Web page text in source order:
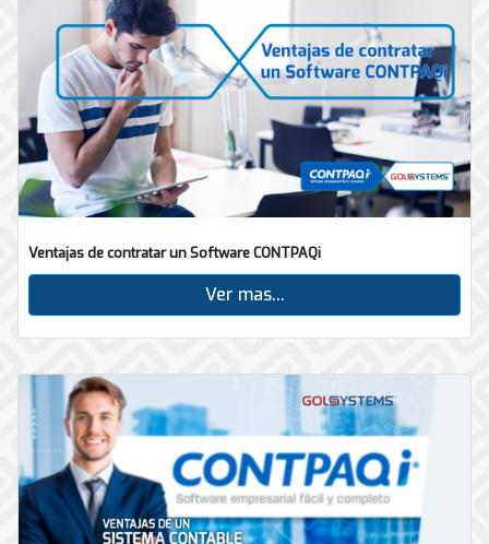
Ventajas de contratar un Software CONTPAQi
Ver mas...